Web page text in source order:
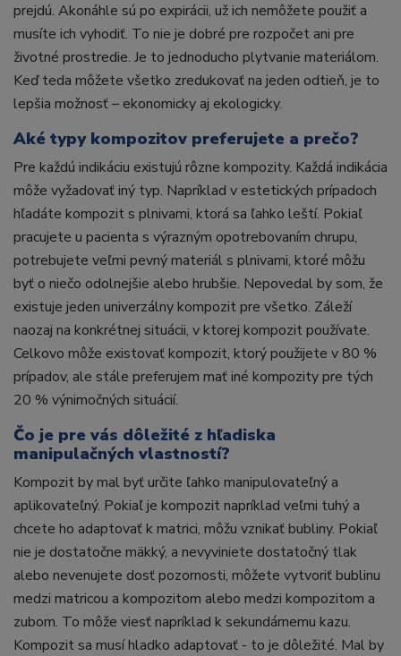
prejdú. Akonáhle sú po expirácii, už ich nemôžete použiť a
musíte ich vyhodiť. To nie je dobré pre rozpočet ani pre
životné prostredie. Je to jednoducho plytvanie materiálom.
Keď teda môžete všetko zredukovať na jeden odtieň, je to
lepšia možnosť – ekonomicky aj ekologicky.
Aké typy kompozitov preferujete a prečo?
Pre každú indikáciu existujú rôzne kompozity. Každá indikácia
môže vyžadovať iný typ. Napríklad v estetických prípadoch
hľadáte kompozit s plnivami, ktorá sa ľahko leští. Pokiaľ
pracujete u pacienta s výrazným opotrebovaním chrupu,
potrebujete veľmi pevný materiál s plnivami, ktoré môžu
byť o niečo odolnejšie alebo hrubšie. Nepovedal by som, že
existuje jeden univerzálny kompozit pre všetko. Záleží
naozaj na konkrétnej situácii, v ktorej kompozit používate.
Celkovo môže existovať kompozit, ktorý použijete v 80 %
prípadov, ale stále preferujem mať iné kompozity pre tých
20 % výnimočných situácií.
Čo je pre vás dôležité z hľadiska
manipulačných vlastností?
Kompozit by mal byť určite ľahko manipulovateľný a
aplikovateľný. Pokiaľ je kompozit napríklad veľmi tuhý a
chcete ho adaptovať k matrici, môžu vznikať bubliny. Pokiaľ
nie je dostatočne mäkký, a nevyviniete dostatočný tlak
alebo nevenujete dosť pozornosti, môžete vytvoriť bublinu
medzi matricou a kompozitom alebo medzi kompozitom a
zubom. To môže viesť napríklad k sekundárnemu kazu.
Kompozit sa musí hladko adaptovať - ​​to je dôležité. Mal by